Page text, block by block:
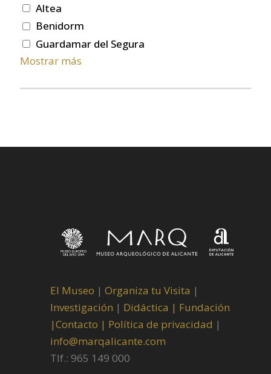
Altea
Benidorm
Guardamar del Segura
Mostrar más
El Museo | Organiza tu Visita |
Investigación | Didáctica | Fundación
|Contacto | Política de privacidad |
info@marqalicante.com
Tlf.: 965 149 000